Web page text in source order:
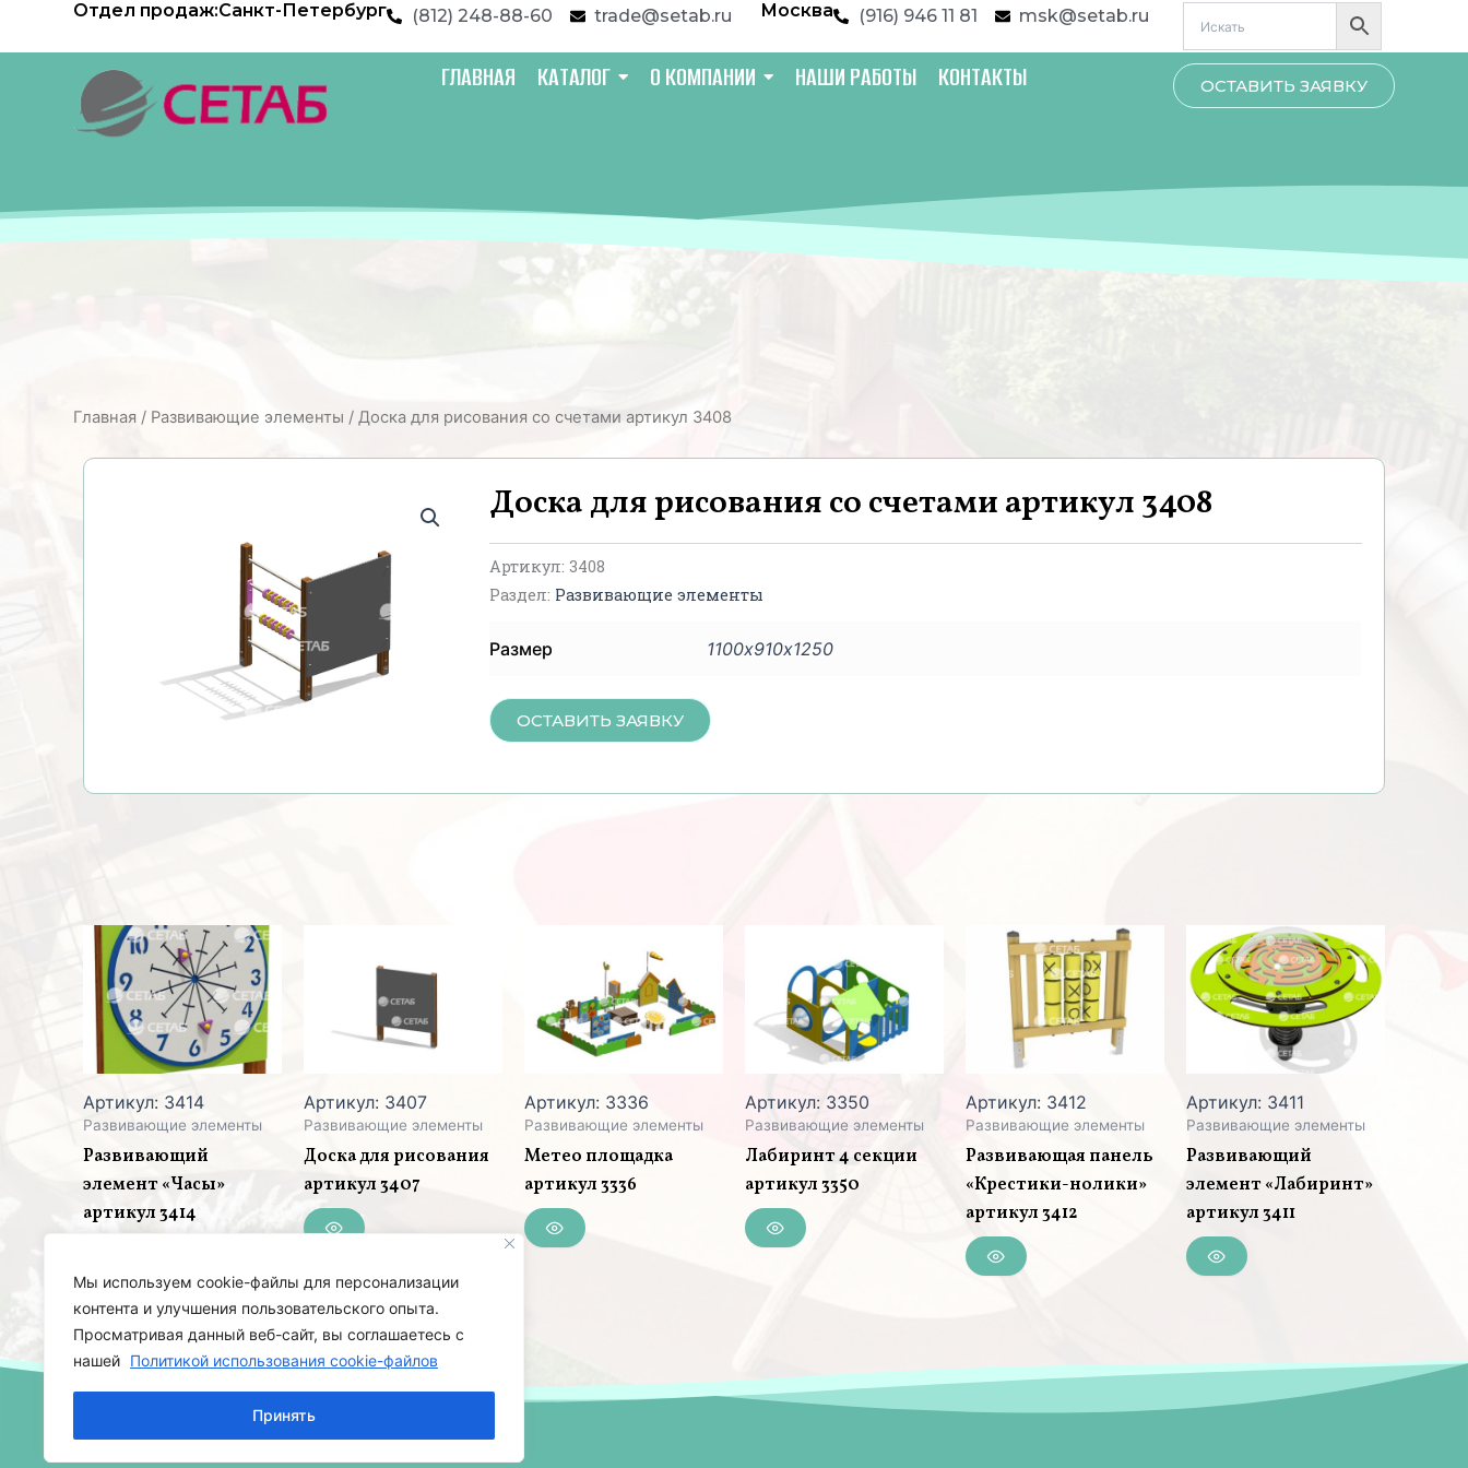
Мы используем cookie-файлы для персонализации
контента и улучшения пользовательского опыта.
Просматривая данный веб-сайт, вы соглашаетесь с
нашей Политикой использования cookie-файлов
Принять
содержимому
Отдел продаж:Санкт-Петербург (812) 248-88-60 trade@setab.ru Москва (916) 946 11 81 msk@setab.ru
ГЛАВНАЯ КАТАЛОГ О КОМПАНИИ НАШИ РАБОТЫ КОНТАКТЫ ОСТАВИТЬ ЗАЯВКУ
Главная / Развивающие элементы / Доска для рисования со счетами артикул 3408
Доска для рисования со счетами артикул 3408
Артикул:3408
Раздел: Развивающие элементы
Размер 1100х910х1250
ОСТАВИТЬ ЗАЯВКУ
Артикул: 3414
Развивающие элементы
Развивающий
элемент «Часы»
артикул 3414
Артикул: 3407
Развивающие элементы
Доска для рисования
артикул 3407
Артикул: 3336
Развивающие элементы
Метео площадка
артикул 3336
Артикул: 3350
Развивающие элементы
Лабиринт 4 секции
артикул 3350
Артикул: 3412
Развивающие элементы
Развивающая панель
«Крестики-нолики»
артикул 3412
Артикул: 3411
Развивающие элементы
Развивающий
элемент «Лабиринт»
артикул 3411